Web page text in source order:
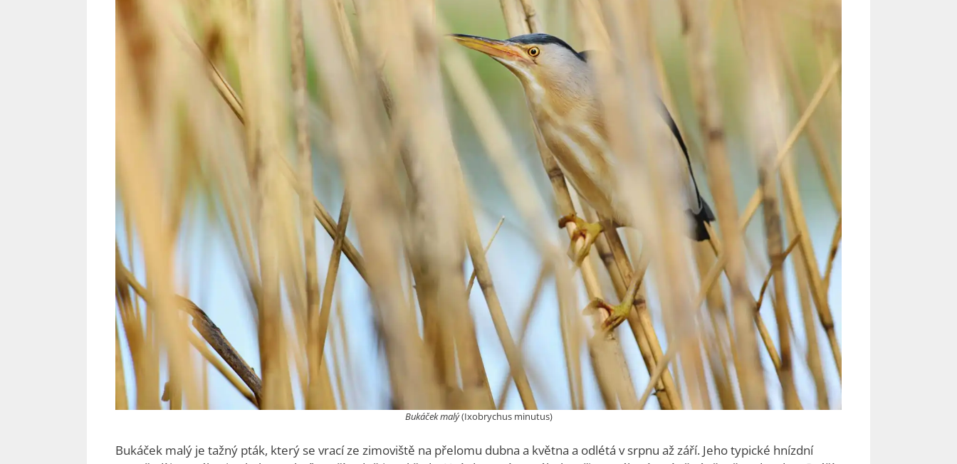
Bukáček malý(Ixobrychus minutus)
Bukáček malý je tažný pták, který se vrací ze zimoviště na přelomu dubna a května a odlétá v srpnu až září. Jeho typické hnízdní